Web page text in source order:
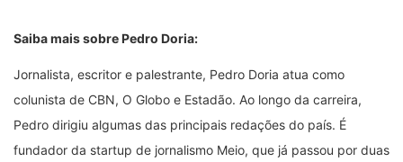
Saiba mais sobre Pedro Doria:
Jornalista, escritor e palestrante, Pedro Doria atua como
colunista de CBN, O Globo e Estadão. Ao longo da carreira,
Pedro dirigiu algumas das principais redações do país. É
fundador da startup de jornalismo Meio, que já passou por duas